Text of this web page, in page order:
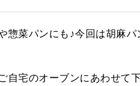
惣菜パンにも♪今回は胡麻パ
自宅のオーブンにあわせて